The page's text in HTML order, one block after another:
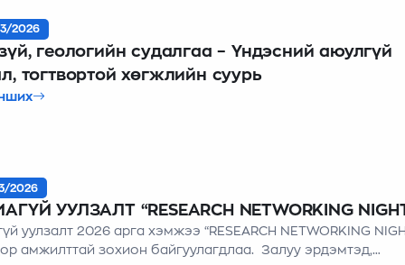
2026
геологийн судалгаа – Үндэсний аюулгүй
тогтвортой хөгжлийн суурь
2026
УУЛЗАЛТ “RESEARCH NETWORKING
уулзалт 2026 арга хэмжээ “RESEARCH NETWORKING
зохион байгуулагдлаа. Залуу эрдэмтэд,